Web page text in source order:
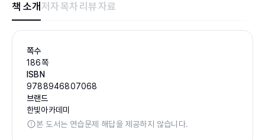
책 소개 저자목차 리뷰 자료
쪽수
186쪽
ISBN
9788946807068
브랜드
한빛아카데미
본 도서는 연습문제 해답을 제공하지 않습니다.